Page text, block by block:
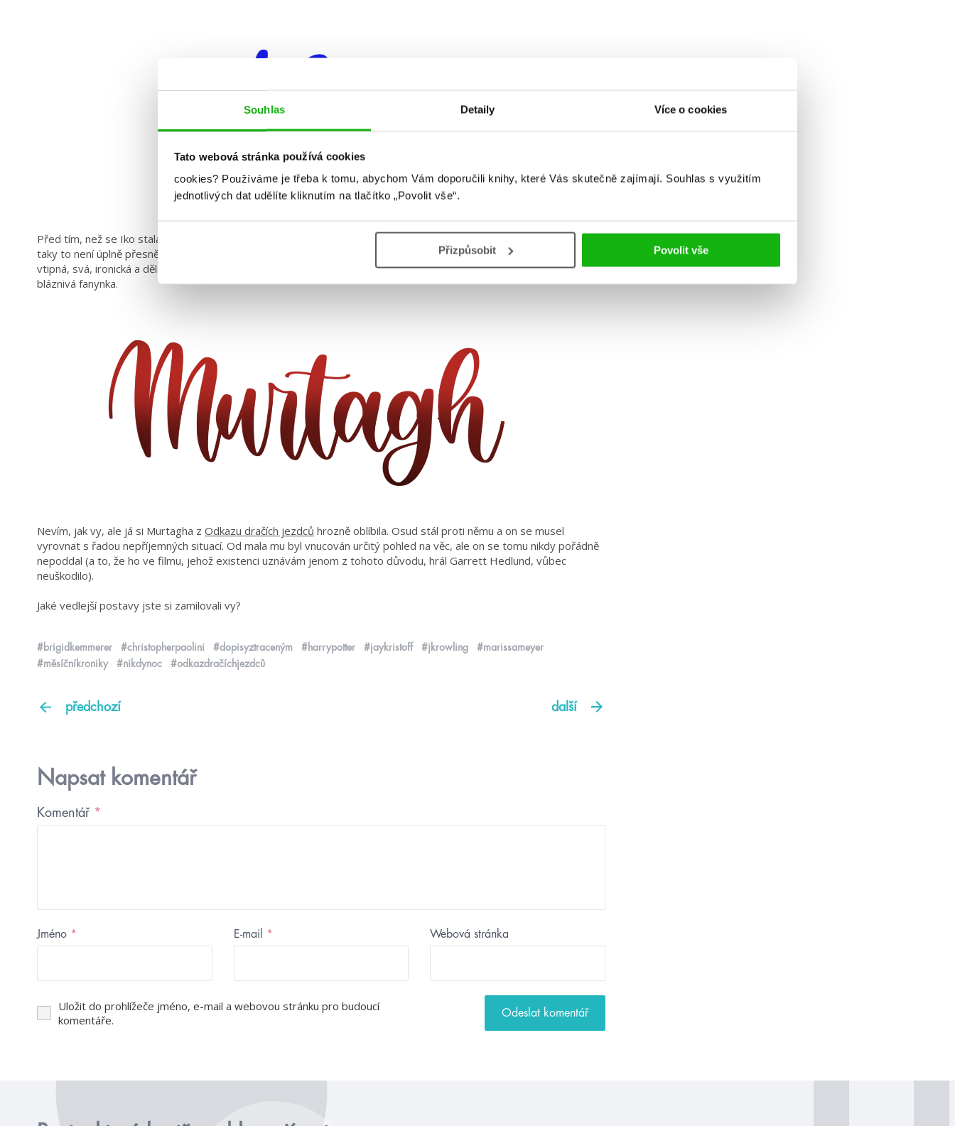
Souhlas Detaily Více o cookies
Tato webová stránka používá cookies
cookies? Používáme je třeba k tomu, abychom Vám doporučili knihy, které Vás skutečně zajímají. Souhlas s využitím
jednotlivých dat udělíte kliknutím na tlačítko „Povolit vše“.
Přizpůsobit Povolit vše
Před tím, než se Iko stala hrdinkou vlastních komiksů, byla jednou z těch nejlepších vedlejších postav. I když opět,
taky to není úplně přesně lidská postava, ale android. No, jak říkám, nepodstatné detaily. Iko zMěsíčních kronik
vtipná, svá, ironická a dělá přesně to co my, když se dostaneme do blízkosti našich oblíbených autorů – chová se jako
bláznivá fanynka.
Nevím, jak vy, ale já si Murtagha z Odkazu dračích jezdců hrozně oblíbila. Osud stál proti němu a on se musel
vyrovnat s řadou nepříjemných situací. Od mala mu byl vnucován určitý pohled na věc, ale on se tomu nikdy pořádně
nepoddal (a to, že ho ve filmu, jehož existenci uznávám jenom z tohoto důvodu, hrál Garrett Hedlund, vůbec
neuškodilo).
Jaké vedlejší postavy jste si zamilovali vy?
#brigidkemmerer #christopherpaolini #dopisyztraceným #harrypotter #jaykristoff #jkrowling
#marissameyer
#měsíčníkroniky
#nikdynoc #odkazdračíchjezdců
předchozí další
Napsat komentář
Komentář *
Jméno * E-mail * Webová stránka
Uložit do prohlížeče jméno, e-mail a webovou stránku pro budoucí
komentáře.